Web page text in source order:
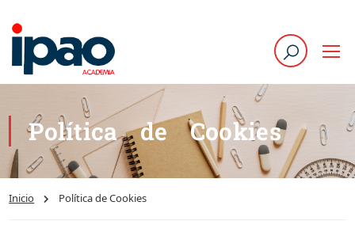
Política de Cookies
Inicio Política de Cookies